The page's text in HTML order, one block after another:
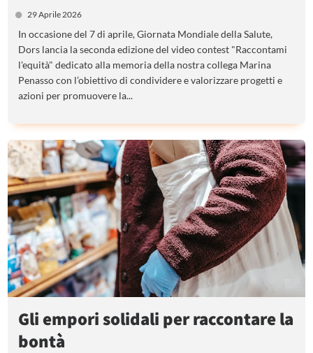
29 Aprile 2026
In occasione del 7 di aprile, Giornata Mondiale della Salute,
Dors lancia la seconda edizione del video contest "Raccontami
l'equità" dedicato alla memoria della nostra collega Marina
Penasso con l’obiettivo di condividere e valorizzare progetti e
azioni per promuovere la...
Gli empori solidali per raccontare la
bontà